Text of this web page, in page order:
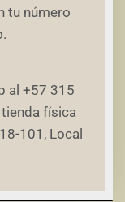
tu número
al +57 315
física
101, Local